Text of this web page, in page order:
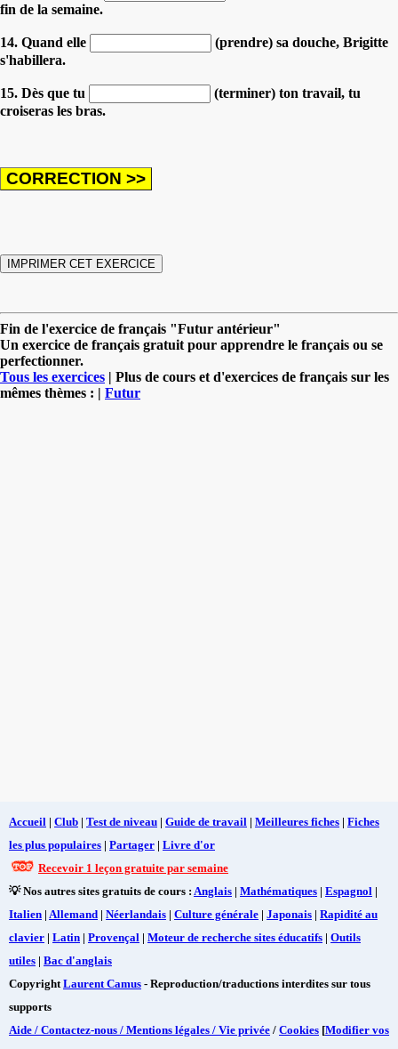
fin de la semaine.
14. Quand elle
(prendre) sa douche, Brigitte
s'habillera.
15. Dès que tu
(terminer) ton travail, tu
croiseras les bras.
Fin de l'exercice de français "Futur antérieur"
Un exercice de français gratuit pour apprendre le français ou se
perfectionner.
Tous les exercices | Plus de cours et d'exercices de français sur les
mêmes thèmes : | Futur
Accueil | Club | Test de niveau | Guide de travail | Meilleures fiches | Fiches
les plus populaires | Partager | Livre d'or
Recevoir 1 leçon gratuite par semaine
💡 Nos autres sites gratuits de cours : Anglais | Mathématiques | Espagnol |
Italien | Allemand | Néerlandais | Culture générale | Japonais | Rapidité au
clavier | Latin | Provençal | Moteur de recherche sites éducatifs | Outils
utiles | Bac d'anglais
Copyright Laurent Camus - Reproduction/traductions interdites sur tous
supports
Aide / Contactez-nous / Mentions légales / Vie privée / Cookies [Modifier vos